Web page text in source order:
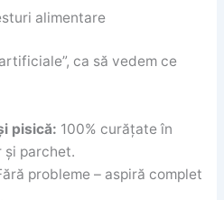
alimentare
ca să vedem ce
pisică: 100% curățate în
și parchet.
probleme – aspiră complet